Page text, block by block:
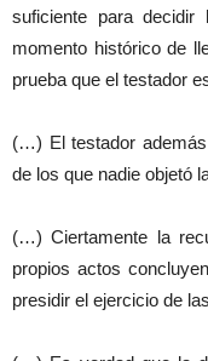
suficiente para
momento histórico de
prueba que el testador
(…) El testador
de los que nadie objetó
(…) Ciertamente la
propios actos
presidir el ejercicio de